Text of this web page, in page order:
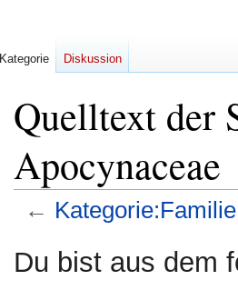
Quelltext der
Apocynaceae
←
Navigation
Suche
Du bist aus dem
Kategorie Diskussion